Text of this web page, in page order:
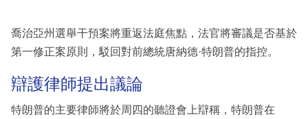
區
喬治亞州選舉干預案將重返法庭焦點，法官將審議是否基於
第一修正案原則，駁回對前總統唐納德·特朗普的指控。
辯護律師提出議論
特朗普的主要律師將於周四的聽證會上辯稱，特朗普在